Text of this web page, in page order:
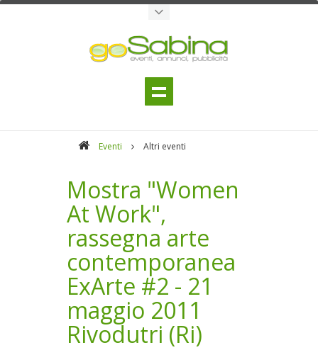
Eventi Altri eventi
Mostra "Women
At Work",
rassegna arte
contemporanea
ExArte #2 - 21
maggio 2011
Rivodutri (Ri)